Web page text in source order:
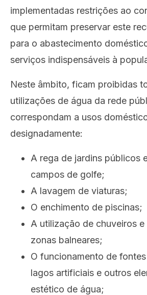
implementadas restrições ao
que permitam preservar este
para o abastecimento
serviços indispensáveis à
Neste âmbito, ficam proibidas
utilizações de água da rede
correspondam a usos
designadamente:
A rega de jardins públicos
campos de golfe;
A lavagem de viaturas;
O enchimento de piscinas;
A utilização de chuveiros
zonas balneares;
O funcionamento de
lagos artificiais e outros
estético de água;